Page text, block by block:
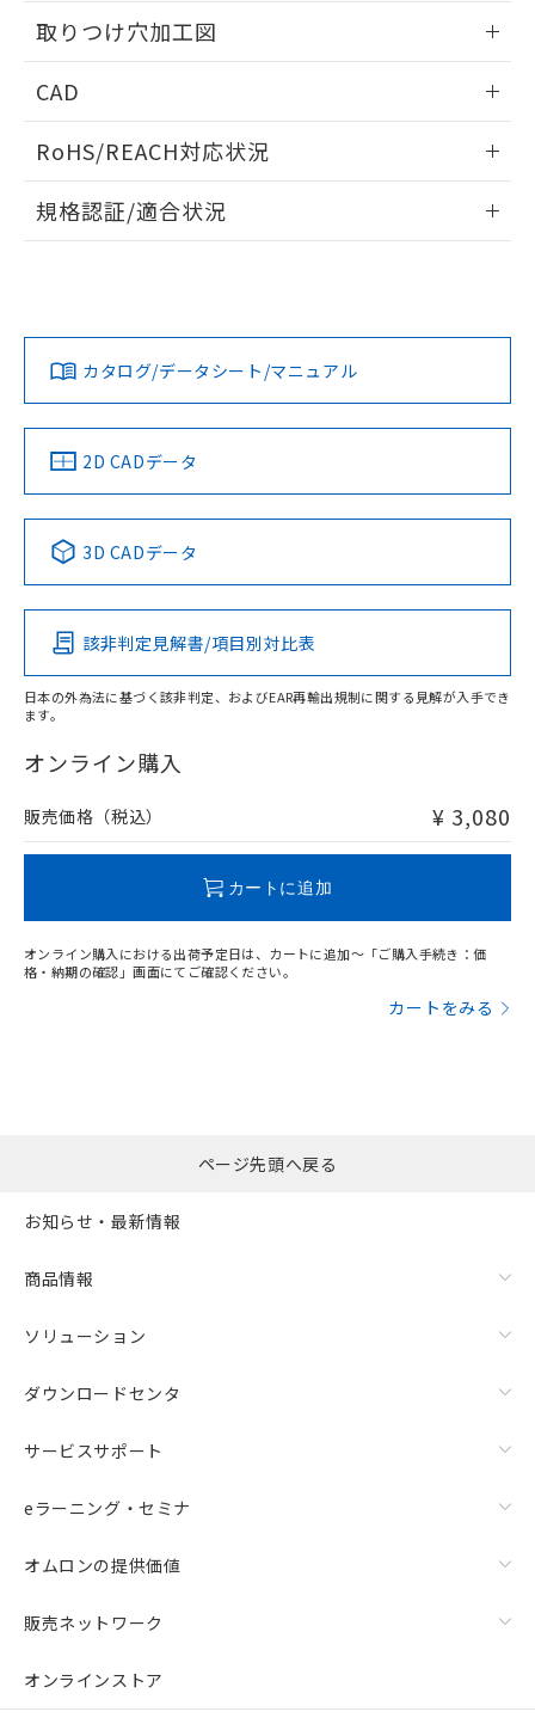
取りつけ穴加工図
CAD
ドすることができます。
ログイン/会員登録
ダウンロードデータをご利用いただく前に、以下を必ずお読
みください。
ソフトウェアの使用条件
RoHS/REACH対応状況
EU RoHS 注意事項・凡例
対応済み
中国 RoHS 注意事項・凡例
Pb Hg Cd Cr(VI)
O
在庫等で未対応品が混在する可能性があります。
問い合わせください。
規格認証/適合状況
カタログ/データシート/マニュアル
2D CADデータ
3D CADデータ
該非判定見解書/項目別対比表
日本の外為法に基づく該非判定、およびEAR再輸出規制に関する見解が入手でき
ます。
オンライン購入
販売価格（税込） ¥ 3,080
カートに追加
オンライン購入における出荷予定日は、カートに追加～「ご購入手続き：価
格・納期の確認」画面にてご確認ください。
カートをみる
す。
ページ先頭へ戻る
お知らせ・最新情報
商品情報
ソリューション
ダウンロードセンタ
サービスサポート
eラーニング・セミナ
オムロンの提供価値
販売ネットワーク
オンラインストア